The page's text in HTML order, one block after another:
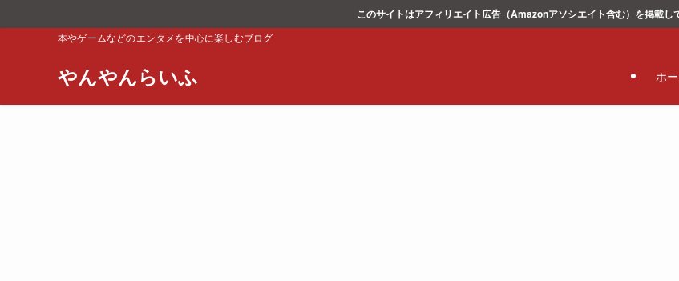
このサイトはアフィリエイト広告（Amazonアソシエイト含む）を掲載し
本やゲームなどのエンタメを中心に楽しむブログ
やんやんらいふ ホ